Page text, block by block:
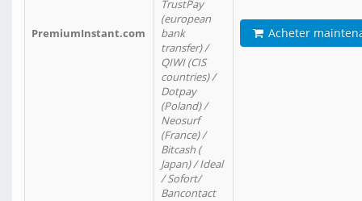
PremiumInstant.com
TrustPay
(european
bank
transfer) /
QIWI (CIS
countries) /
Dotpay
(Poland) /
Neosurf
(France) /
Bitcash (
Japan) / Ideal
/ Sofort/
Bancontact
Acheter